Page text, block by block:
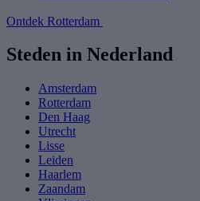
Ontdek Rotterdam
Steden in Nederland
Amsterdam
Rotterdam
Den Haag
Utrecht
Lisse
Leiden
Haarlem
Zaandam